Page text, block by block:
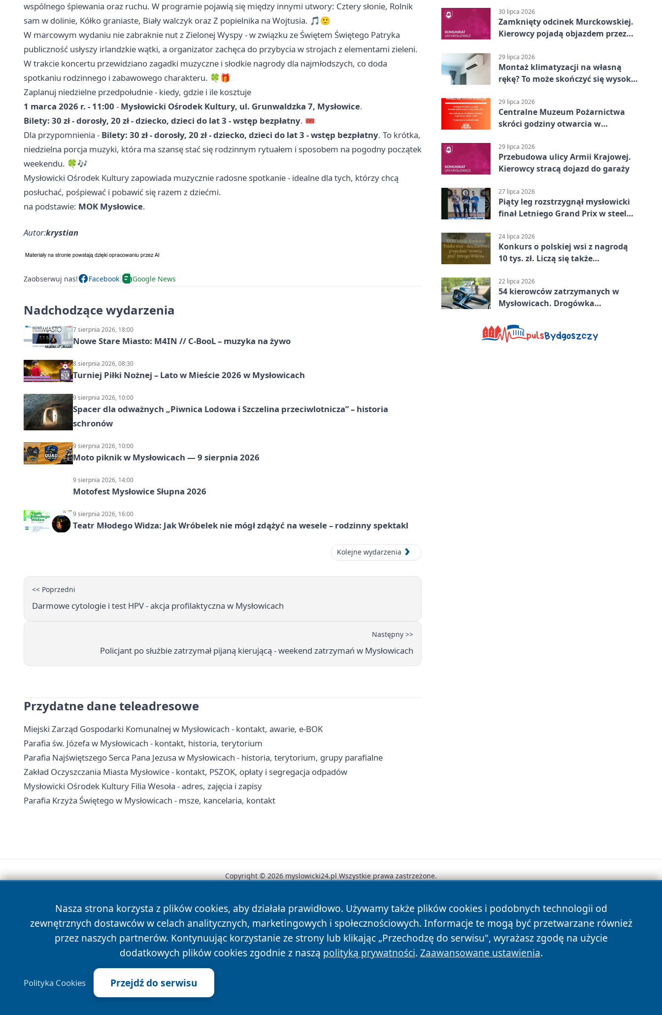
wspólnego śpiewania oraz ruchu. W programie pojawią się między innymi utwory: Cztery słonie, Rolnik
sam w dolinie, Kółko graniaste, Biały walczyk oraz Z popielnika na Wojtusia. 🎵🙂
W marcowym wydaniu nie zabraknie nut z Zielonej Wyspy - w związku ze Świętem Świętego Patryka
publiczność usłyszy irlandzkie wątki, a organizator zachęca do przybycia w strojach z elementami zieleni.
W trakcie koncertu przewidziano zagadki muzyczne i słodkie nagrody dla najmłodszych, co doda
spotkaniu rodzinnego i zabawowego charakteru. 🍀🎁
Zaplanuj niedzielne przedpołudnie - kiedy, gdzie i ile kosztuje
1 marca 2026 r. - 11:00 - Mysłowicki Ośrodek Kultury, ul. Grunwaldzka 7, Mysłowice.
Bilety: 30 zł - dorosły, 20 zł - dziecko, dzieci do lat 3 - wstęp bezpłatny. 🎟️
Dla przypomnienia - Bilety: 30 zł - dorosły, 20 zł - dziecko, dzieci do lat 3 - wstęp bezpłatny. To krótka,
niedzielna porcja muzyki, która ma szansę stać się rodzinnym rytuałem i sposobem na pogodny początek
weekendu. 🍀🎶
Mysłowicki Ośrodek Kultury zapowiada muzycznie radosne spotkanie - idealne dla tych, którzy chcą
posłuchać, pośpiewać i pobawić się razem z dziećmi.
na podstawie: MOK Mysłowice.
Autor:krystian
Zaobserwuj nas! Facebook Google News
Nadchodzące wydarzenia
7 sierpnia 2026, 18:00
Nowe Stare Miasto: M4IN // C-BooL – muzyka na żywo
8 sierpnia 2026, 08:30
Turniej Piłki Nożnej – Lato w Mieście 2026 w Mysłowicach
9 sierpnia 2026, 10:00
Spacer dla odważnych „Piwnica Lodowa i Szczelina przeciwlotnicza” – historia
schronów
9 sierpnia 2026, 10:00
Moto piknik w Mysłowicach — 9 sierpnia 2026
9 sierpnia 2026, 14:00
Motofest Mysłowice Słupna 2026
9 sierpnia 2026, 16:00
Teatr Młodego Widza: Jak Wróbelek nie mógł zdążyć na wesele – rodzinny spektakl
Kolejne wydarzenia
<< Poprzedni
Darmowe cytologie i test HPV - akcja profilaktyczna w Mysłowicach
Następny >>
Policjant po służbie zatrzymał pijaną kierującą - weekend zatrzymań w Mysłowicach
Przydatne dane teleadresowe
Miejski Zarząd Gospodarki Komunalnej w Mysłowicach - kontakt, awarie, e-BOK
Parafia św. Józefa w Mysłowicach - kontakt, historia, terytorium
Parafia Najświętszego Serca Pana Jezusa w Mysłowicach - historia, terytorium, grupy parafialne
Zakład Oczyszczania Miasta Mysłowice - kontakt, PSZOK, opłaty i segregacja odpadów
Mysłowicki Ośrodek Kultury Filia Wesoła - adres, zajęcia i zapisy
Parafia Krzyża Świętego w Mysłowicach - msze, kancelaria, kontakt
30 lipca 2026
Zamknięty odcinek Murckowskiej.
Kierowcy pojadą objazdem przez
29 lipca 2026
Montaż klimatyzacji na własną
rękę? To może skończyć się wysoką
29 lipca 2026
Centralne Muzeum Pożarnictwa
skróci godziny otwarcia w
29 lipca 2026
Przebudowa ulicy Armii Krajowej.
Kierowcy stracą dojazd do garaży
27 lipca 2026
Piąty leg rozstrzygnął mysłowicki
finał Letniego Grand Prix w steel
24 lipca 2026
Konkurs o polskiej wsi z nagrodą
10 tys. zł. Liczą się także
22 lipca 2026
54 kierowców zatrzymanych w
Mysłowicach. Drogówka
Nasza strona korzysta z plików cookies, aby działała prawidłowo. Używamy także plików cookies i podobnych technologii od
zewnętrznych dostawców w celach analitycznych, marketingowych i społecznościowych. Informacje te mogą być przetwarzane również
przez naszych partnerów. Kontynuując korzystanie ze strony lub klikając „Przechodzę do serwisu", wyrażasz zgodę na użycie
dodatkowych plików cookies zgodnie z naszą polityką prywatności. Zaawansowane ustawienia.
Polityka Cookies Przejdź do serwisu
Copyright © 2026 myslowicki24.pl Wszystkie prawa zastrzeżone.
News Autorzy Polityka Prywatności Polityka Cookies